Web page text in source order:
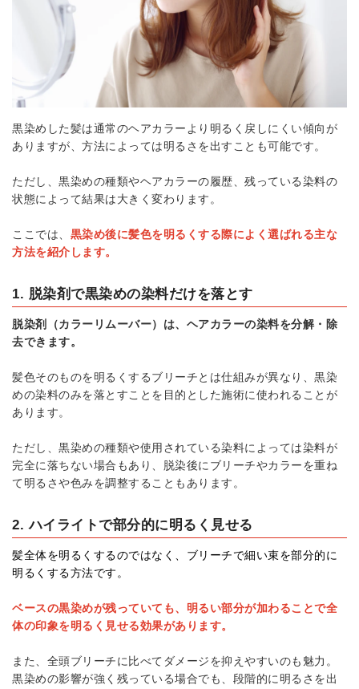
黒染めした髪は通常のヘアカラーより明るく戻しにくい傾向が
ありますが、方法によっては明るさを出すことも可能です。
ただし、黒染めの種類やヘアカラーの履歴、残っている染料の
状態によって結果は大きく変わります。
ここでは、 黒染め後に髪色を明るくする際によく選ばれる主な
方法を紹介します。
1. 脱染剤で黒染めの染料だけを落とす
脱染剤（カラーリムーバー）は、ヘアカラーの染料を分解・除
去できます。
髪色そのものを明るくするブリーチとは仕組みが異なり、黒染
めの染料のみを落とすことを目的とした施術に使われることが
あります。
ただし、黒染めの種類や使用されている染料によっては染料が
完全に落ちない場合もあり、脱染後にブリーチやカラーを重ね
て明るさや色みを調整することもあります。
2. ハイライトで部分的に明るく見せる
髪全体を明るくするのではなく、ブリーチで細い束を部分的に
明るくする方法です。
ベースの黒染めが残っていても、明るい部分が加わることで全
体の印象を明るく見せる効果があります。
また、全頭ブリーチに比べてダメージを抑えやすいのも魅力。
黒染めの影響が強く残っている場合でも、段階的に明るさを出